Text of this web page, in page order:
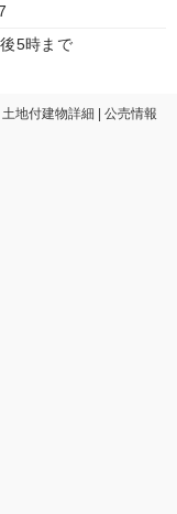
5時まで
地付建物詳細 | 公売情報